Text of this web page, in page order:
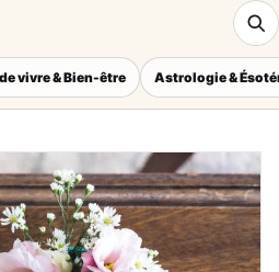
vivre & Bien-être Astrologie &